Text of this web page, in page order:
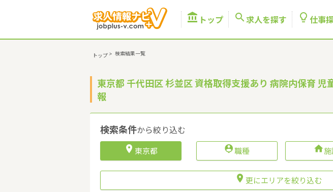
 トップ  求人を探す  仕事
トップ > 検索結果一覧
東京都 千代田区 杉並区 資格取得支援あり 病院内保育 児
報
検索条件から絞り込む
 東京都 職種 
 更にエリアを絞り込む